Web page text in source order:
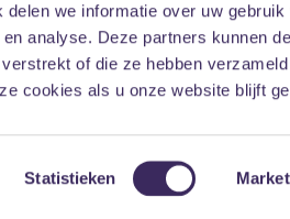
we informatie over uw gebruik
analyse. Deze partners kunnen
of die ze hebben
cookies als u onze website blijft
Statistieken